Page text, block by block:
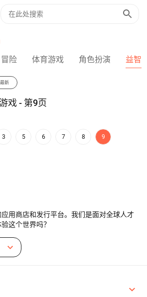
冒险 体育游戏 角色扮演 益智
最新
戏 - 第9页
3 5 6 7 8 9
用商店和发行平台。我们是面对全球人才
这个世界吗？